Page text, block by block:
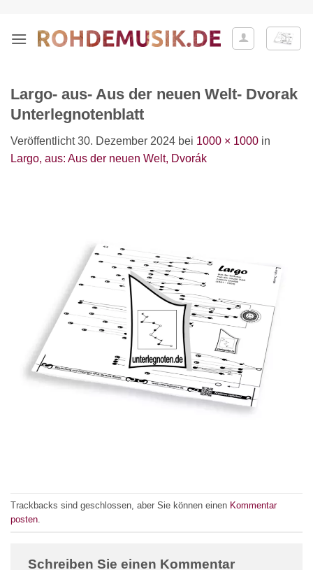
springen
Largo- aus- Aus der neuen Welt- Dvorak
Unterlegnotenblatt
Veröffentlicht30. Dezember 2024 bei 1000 × 1000 in
Largo, aus: Aus der neuen Welt, Dvorák
Trackbacks sind geschlossen, aber Sie können einen Kommentar
posten
Schreiben Sie einen Kommentar